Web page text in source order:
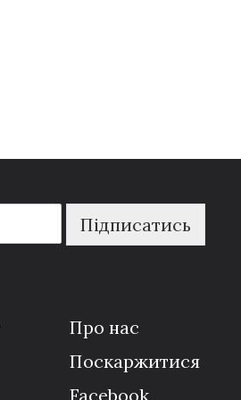
Підписатись
Про нас
Поскаржитися
Facebook